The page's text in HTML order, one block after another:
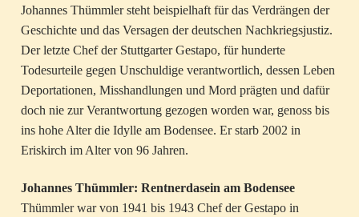
Johannes Thümmler steht beispielhaft für das Verdrängen der
Geschichte und das Versagen der deutschen Nachkriegsjustiz.
Der letzte Chef der Stuttgarter Gestapo, für hunderte
Todesurteile gegen Unschuldige verantwortlich, dessen Leben
Deportationen, Misshandlungen und Mord prägten und dafür
doch nie zur Verantwortung gezogen worden war, genoss bis
ins hohe Alter die Idylle am Bodensee. Er starb 2002 in
Eriskirch im Alter von 96 Jahren.
Johannes Thümmler: Rentnerdasein am Bodensee
Thümmler war von 1941 bis 1943 Chef der Gestapo in